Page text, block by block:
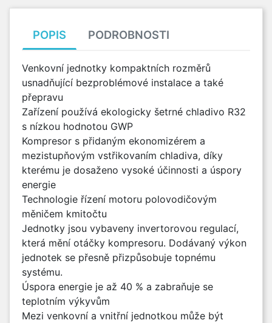
POPIS PODROBNOSTI
Venkovní jednotky kompaktních rozměrů
usnadňující bezproblémové instalace a také
přepravu
Zařízení používá ekologicky šetrné chladivo R32
s nízkou hodnotou GWP
Kompresor s přidaným ekonomizérem a
mezistupňovým vstřikovaním chladiva, díky
kterému je dosaženo vysoké účinnosti a úspory
energie
Technologie řízení motoru polovodičovým
měničem kmitočtu
Jednotky jsou vybaveny invertorovou regulací,
která mění otáčky kompresoru. Dodávaný výkon
jednotek se přesně přizpůsobuje topnému
systému.
Úspora energie je až 40 % a zabraňuje se
teplotním výkyvům
Mezi venkovní a vnitřní jednotkou může být